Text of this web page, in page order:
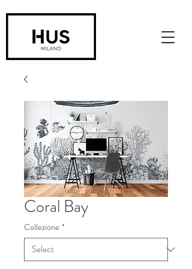
Coral Bay
Collezione *